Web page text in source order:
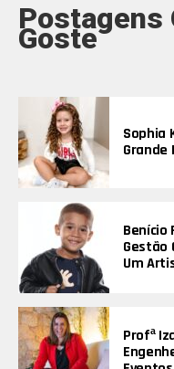
Postagens
Goste
Sophia
Grande
Benício
Gestão
Um
Profª